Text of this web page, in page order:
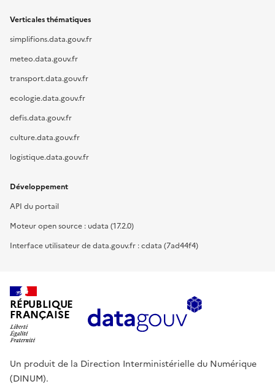
Verticales thématiques
simplifions.data.gouv.fr
meteo.data.gouv.fr
transport.data.gouv.fr
ecologie.data.gouv.fr
defis.data.gouv.fr
culture.data.gouv.fr
logistique.data.gouv.fr
Développement
API du portail
Moteur open source : udata (17.2.0)
Interface utilisateur de data.gouv.fr : cdata (7ad44f4)
RÉPUBLIQUE
FRANÇAISE
Un produit de la Direction Interministérielle du Numérique
(DINUM).